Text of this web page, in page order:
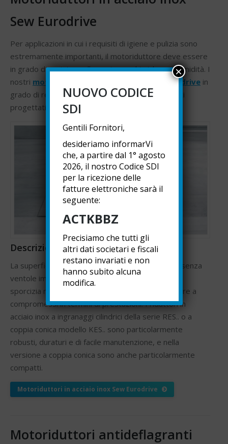
Sew Eurodrive
Per applicazioni in cui i requisiti di igiene e pulizia sono
estremamente importanti, il motoriduttore deve essere
in grado di resistere alle sostanze chimiche e all’umidità. I
nostri motoriduttori in acciaio inox Sew Eurodrive in
grado di resistere a rifiuti acidi e alcalini sono stati
progettati appositamente per questo scopo.
Descrizione
La superficie ottimizzata per la pulizia e il design senza
ventole impediscono la penetrazione di residui di
sporcizia nelle cavità. Tutto questo senza scendere a
compromessi in termini di prestazioni. I riduttori in
acciaio inox a ingranaggi cilindrici della serie RES.. o a
coppia conica modello KES.. sono particolarmente
robusti, duraturi e di facile manutenzione, e nella
versione a coppia conica sono anche particolarmente
compatti.
Motoriduttori in acciaio inox Sew Eurodrive
Motoriduttori antideflagranti
NUOVO CODICE
SDI
Gentili Fornitori,
desideriamo informarVi
che, a partire dal 1° agosto
2026, il nostro Codice SDI
per la ricezione delle
fatture elettroniche sarà il
seguente:
ACTKBBZ
Precisiamo che tutti gli
altri dati societari e fiscali
restano invariati e non
hanno subito alcuna
modifica.
×